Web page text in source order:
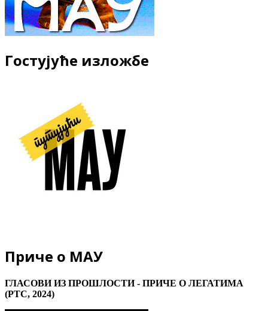
Гостујуће изложбе
Приче о МАУ
ГЛАСОВИ ИЗ ПРОШЛОСТИ - ПРИЧЕ О ЛЕГАТИМА
(РТС, 2024)